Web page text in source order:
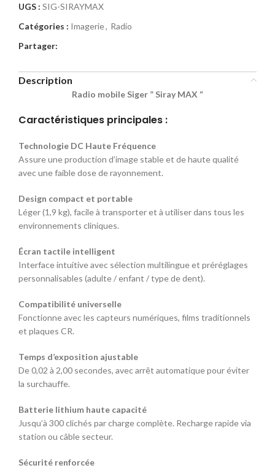
UGS : SIG-SIRAYMAX
Catégories : Imagerie, Radio
Partager:
Description
Radio mobile Siger ” Siray MAX “
Caractéristiques principales :
Technologie DC Haute Fréquence
Assure une production d’image stable et de haute qualité
avec une faible dose de rayonnement.
Design compact et portable
Léger (1,9 kg), facile à transporter et à utiliser dans tous les
environnements cliniques.
Écran tactile intelligent
Interface intuitive avec sélection multilingue et préréglages
personnalisables (adulte / enfant / type de dent).
Compatibilité universelle
Fonctionne avec les capteurs numériques, films traditionnels
et plaques CR.
Temps d’exposition ajustable
De 0,02 à 2,00 secondes, avec arrêt automatique pour éviter
la surchauffe.
Batterie lithium haute capacité
Jusqu’à 300 clichés par charge complète. Recharge rapide via
station ou câble secteur.
Sécurité renforcée